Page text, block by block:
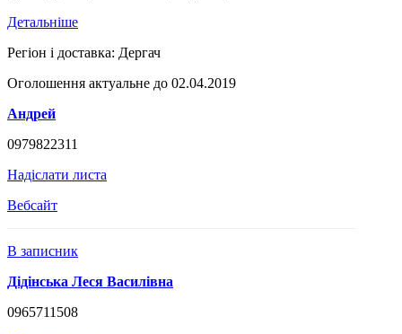
Детальніше
Регіон і доставка: Дергач
Оголошення актуальне до 02.04.2019
Андрей
0979822311
Надіслати листа
Вебсайт
В записник
Дідінська Леся Василівна
0965711508